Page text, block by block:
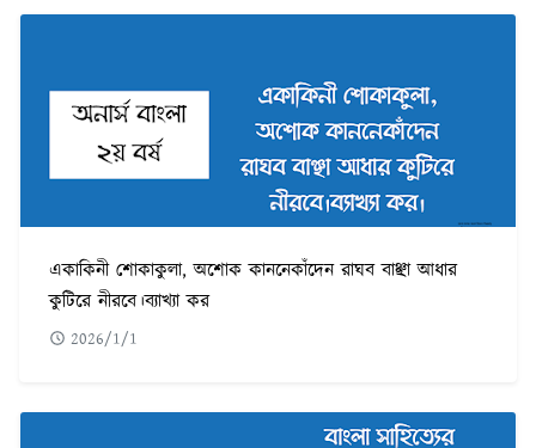
একাকিনী শোকাকুলা, অশোক কাননেকাঁদেন রাঘব বাঞ্ছা আধার
কুটিরে নীরবে।ব্যাখ্যা কর
2026/1/1